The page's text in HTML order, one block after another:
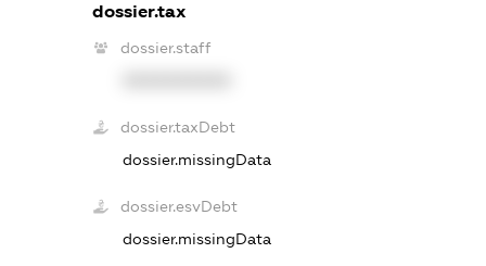
dossier.tax
dossier.staff
dossier.taxDebt
dossier.missingData
dossier.esvDebt
dossier.missingData